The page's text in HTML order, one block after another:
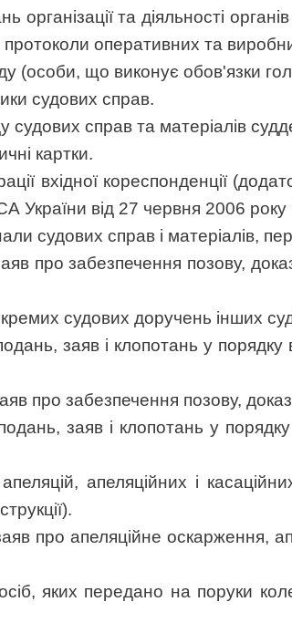
організації та діяльності
протоколи оперативних та
(особи, що виконує обов'язки
судових справ.
судових справ та матеріалів
картки.
вхідної кореспонденції
України від 27 червня 2006 року
судових справ і матеріалів,
про забезпечення позову,
судових доручень інших
заяв і клопотань у
про забезпечення позову,
заяв і клопотань у
апеляційних і
про апеляційне оскарження,
яких передано на поруки